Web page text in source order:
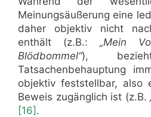
Meinungsäußerung eine
daher objektiv nicht
enthält (z.B.: „Mein
Blödbommel“),
Tatsachenbehauptung
objektiv feststellbar, also
Beweis zugänglich ist (z.B.
[16] .